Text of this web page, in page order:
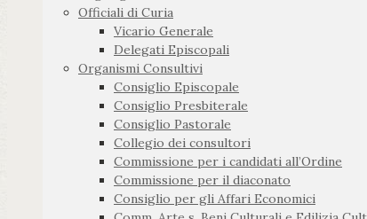
Officiali di Curia
Vicario Generale
Delegati Episcopali
Organismi Consultivi
Consiglio Episcopale
Consiglio Presbiterale
Consiglio Pastorale
Collegio dei consultori
Commissione per i candidati all’Ordine
Commissione per il diaconato
Consiglio per gli Affari Economici